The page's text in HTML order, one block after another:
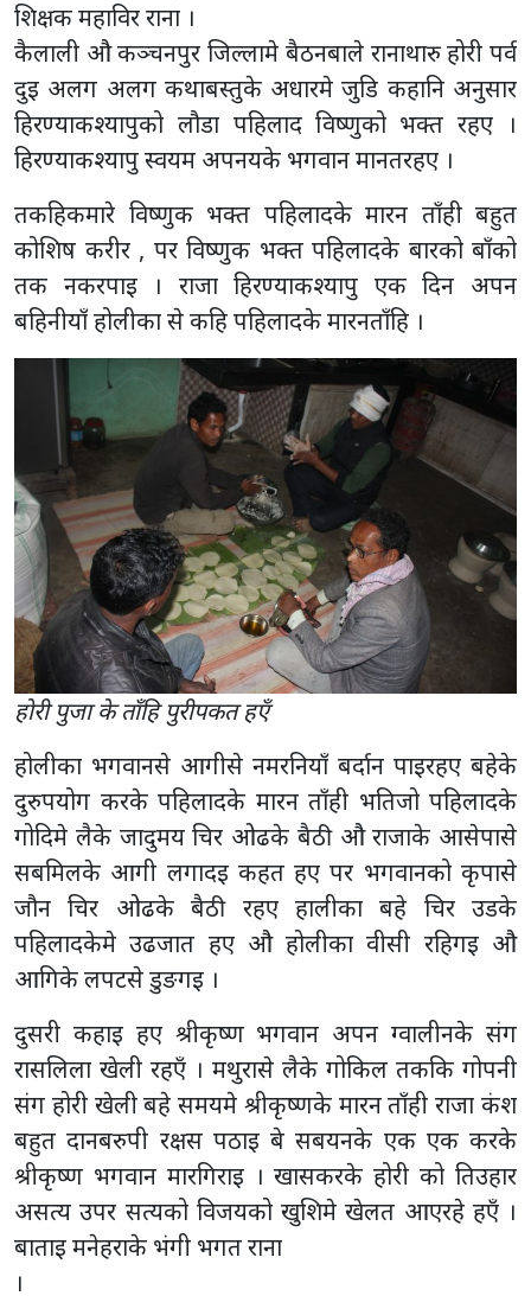
शिक्षक महाविर राना ।
कैलाली औ कञ्चनपुर जिल्लामे बैठनबाले रानाथारु होरी पर्व
दुइ अलग अलग कथाबस्तुके अधारमे जुडि कहानि अनुसार
हिरण्याकश्यापुको लौडा पहिलाद विष्णुको भक्त रहए ।
हिरण्याकश्यापु स्वयम अपनयके भगवान मानतरहए ।
तकहिकमारे विष्णुक भक्त पहिलादके मारन ताँही बहुत
कोशिष करीर , पर विष्णुक भक्त पहिलादके बारको बाँको
तक नकरपाइ । राजा हिरण्याकश्यापु एक दिन अपन
बहिनीयाँ होलीका से कहि पहिलादके मारनताँहि ।
हाेरी पुजा के ताँहि पुरीपकत हएँ
होलीका भगवानसे आगीसे नमरनियाँ बर्दान पाइरहए बहेके
दुरुपयोग करके पहिलादके मारन ताँही भतिजो पहिलादके
गोदिमे लैके जादुमय चिर ओढके बैठी औ राजाके आसेपासे
सबमिलके आगी लगादइ कहत हए पर भगवानको कृपासे
जौन चिर ओढके बैठी रहए हालीका बहे चिर उडके
पहिलादकेमे उढजात हए औ होलीका वीसी रहिगइ औ
आगिके लपटसे डुङगइ ।
दुसरी कहाइ हए श्रीकृष्ण भगवान अपन ग्वालीनके संग
रासलिला खेली रहएँ । मथुरासे लैके गोकिल तककि गोपनी
संग होरी खेली बहे समयमे श्रीकृष्णके मारन ताँही राजा कंश
बहुत दानबरुपी रक्षस पठाइ बे सबयनके एक एक करके
श्रीकृष्ण भगवान मारगिराइ । खासकरके होरी को तिउहार
असत्य उपर सत्यको विजयको खुशिमे खेलत आएरहे हएँ ।
बाताइ मनेहराके भंगी भगत राना
।